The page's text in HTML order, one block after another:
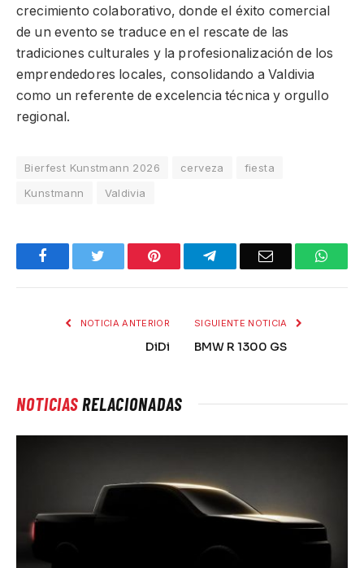
crecimiento colaborativo, donde el éxito comercial
de un evento se traduce en el rescate de las
tradiciones culturales y la profesionalización de los
emprendedores locales, consolidando a Valdivia
como un referente de excelencia técnica y orgullo
regional.
Bierfest Kunstmann 2026 cerveza
fiesta
Kunstmann
Valdivia
Facebook Pinterest TelegramEmail
NOTICIA ANTERIOR
DiDi
SIGUIENTE NOTICIA
BMW R 1300 GS
NOTICIASRELACIONADAS